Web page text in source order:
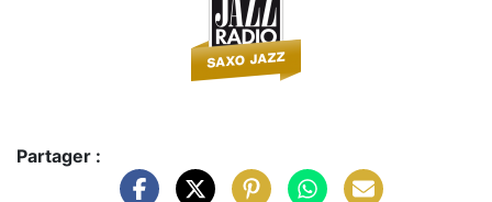
Partager :